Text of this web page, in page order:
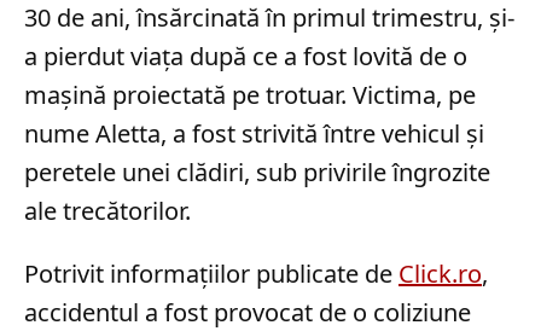
30 de ani, însărcinată în primul trimestru, și-
a pierdut viața după ce a fost lovită de o
mașină proiectată pe trotuar. Victima, pe
nume Aletta, a fost strivită între vehicul și
peretele unei clădiri, sub privirile îngrozite
ale trecătorilor.
Potrivit informațiilor publicate de Click.ro,
accidentul a fost provocat de o coliziune